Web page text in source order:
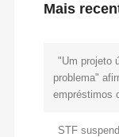
Mais
"Um projeto
problema"
empréstimos
STF